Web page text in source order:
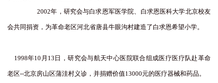
2002年，研究会与白求恩军医学院、白求恩医科大学北京校友
会共同捐资，为革命老区河北省唐县牛眼沟村建造了白求恩希望小学。
1998年10月13日，研究会与航天中心医院联合组成医疗医疗队赴革命
老区--北京房山区蒲洼村义诊，并捐赠价值13000元的医疗器械和药品。